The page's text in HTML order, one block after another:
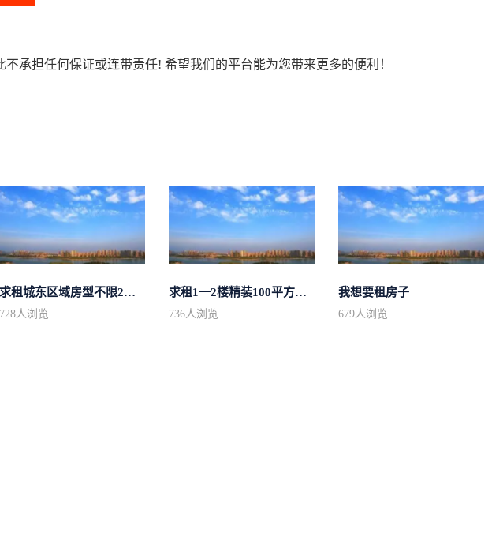
承担任何保证或连带责任! 希望我们的平台能为您带来更多的便利！
求租城东区域房型不限2室2卫装修不限2...
728人浏览
求租1一2楼精装100平方里面基本设备不...
736人浏览
我想要租房子
679人浏览